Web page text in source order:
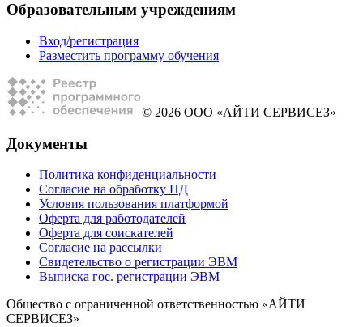
Образовательным учреждениям
Вход/регистрация
Разместить программу обучения
© 2026 ООО «АЙТИ СЕРВИСЕЗ»
Документы
Политика конфиденциальности
Согласие на обработку ПД
Условия пользования платформой
Оферта для работодателей
Оферта для соискателей
Согласие на рассылки
Свидетельство о регистрации ЭВМ
Выписка гос. регистрации ЭВМ
Общество с ограниченной ответственностью «АЙТИ
СЕРВИСЕЗ»